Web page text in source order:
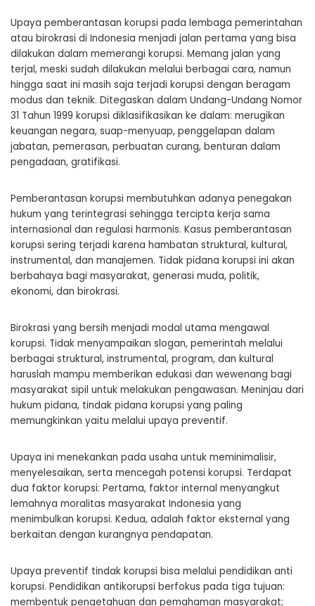
Upaya pemberantasan korupsi pada lembaga pemerintahan
atau birokrasi di Indonesia menjadi jalan pertama yang bisa
dilakukan dalam memerangi korupsi. Memang jalan yang
terjal, meski sudah dilakukan melalui berbagai cara, namun
hingga saat ini masih saja terjadi korupsi dengan beragam
modus dan teknik. Ditegaskan dalam Undang-Undang Nomor
31 Tahun 1999 korupsi diklasifikasikan ke dalam: merugikan
keuangan negara, suap-menyuap, penggelapan dalam
jabatan, pemerasan, perbuatan curang, benturan dalam
pengadaan, gratifikasi.
Pemberantasan korupsi membutuhkan adanya penegakan
hukum yang terintegrasi sehingga tercipta kerja sama
internasional dan regulasi harmonis. Kasus pemberantasan
korupsi sering terjadi karena hambatan struktural, kultural,
instrumental, dan manajemen. Tidak pidana korupsi ini akan
berbahaya bagi masyarakat, generasi muda, politik,
ekonomi, dan birokrasi.
Birokrasi yang bersih menjadi modal utama mengawal
korupsi. Tidak menyampaikan slogan, pemerintah melalui
berbagai struktural, instrumental, program, dan kultural
haruslah mampu memberikan edukasi dan wewenang bagi
masyarakat sipil untuk melakukan pengawasan. Meninjau dari
hukum pidana, tindak pidana korupsi yang paling
memungkinkan yaitu melalui upaya preventif.
Upaya ini menekankan pada usaha untuk meminimalisir,
menyelesaikan, serta mencegah potensi korupsi. Terdapat
dua faktor korupsi: Pertama, faktor internal menyangkut
lemahnya moralitas masyarakat Indonesia yang
menimbulkan korupsi. Kedua, adalah faktor eksternal yang
berkaitan dengan kurangnya pendapatan.
Upaya preventif tindak korupsi bisa melalui pendidikan anti
korupsi. Pendidikan antikorupsi berfokus pada tiga tujuan:
membentuk pengetahuan dan pemahaman masyarakat;